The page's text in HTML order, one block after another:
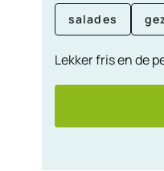
salades
Lekker fris en de